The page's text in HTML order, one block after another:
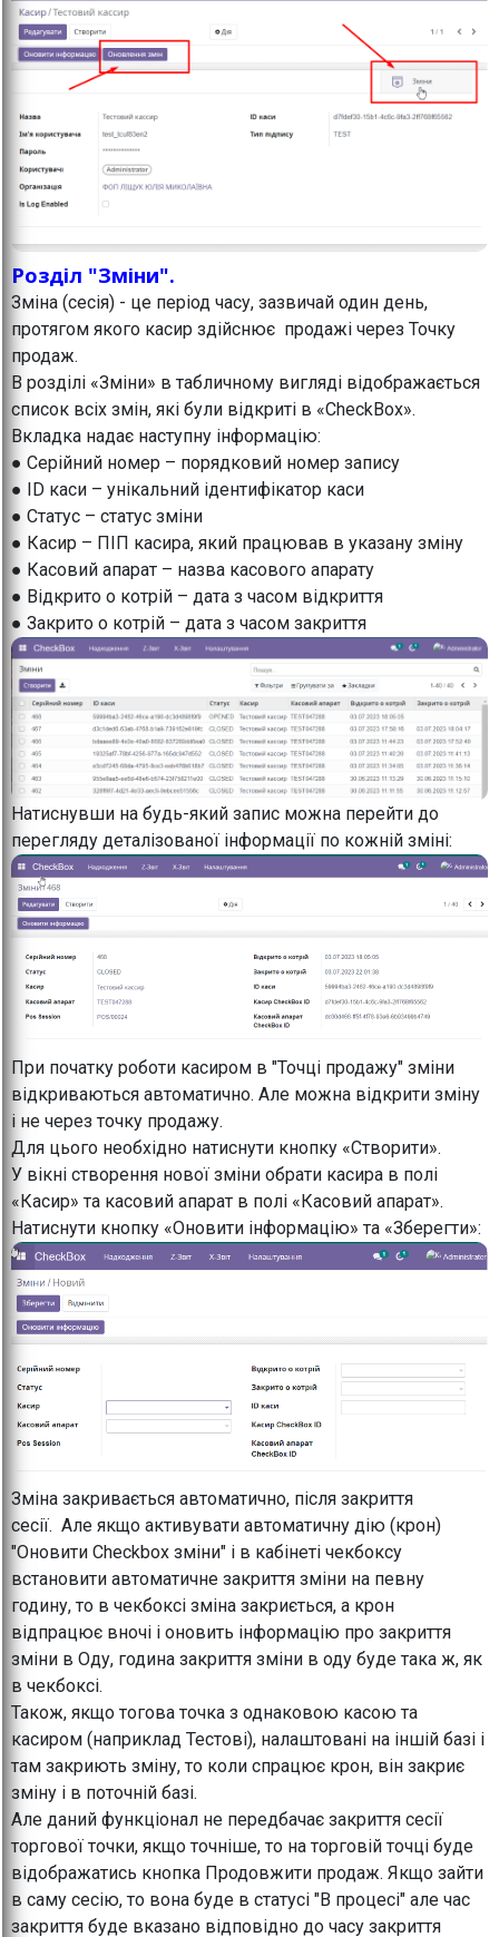
Розділ "Зміни".
Зміна (сесія) - це період часу, зазвичай один день,
протягом якого касир здійснює продажі через Точку
продаж.
В розділі «Зміни» в табличному вигляді відображається
список всіх змін, які були відкриті в «CheckBox».
Вкладка надає наступну інформацію:
● Серійний номер – порядковий номер запису
● ID каси – унікальний ідентифікатор каси
● Статус – статус зміни
● Касир – ПІП касира, який працював в указану зміну
● Касовий апарат – назва касового апарату
● Відкрито о котрій – дата з часом відкриття
● Закрито о котрій – дата з часом закриття
Натиснувши на будь-який запис можна перейти до
перегляду деталізованої інформації по кожній зміні:
При початку роботи касиром в "Точці продажу" зміни
відкриваються автоматично. Але можна відкрити зміну
і не через точку продажу.
Для цього необхідно натиснути кнопку «Створити».
У вікні створення нової зміни обрати касира в полі
«Касир» та касовий апарат в полі «Касовий апарат».
Натиснути кнопку «Оновити інформацію» та «Зберегти»:
Зміна закривається автоматично, після закриття
сесії. Але якщо активувати автоматичну дію (крон)
"Оновити Checkbox зміни" і в кабінеті чекбоксу
встановити автоматичне закриття зміни на певну
годину, то в чекбоксі зміна закриється, а крон
відпрацює вночі і оновить інформацію про закриття
зміни в Оду, година закриття зміни в оду буде така ж, як
в чекбоксі.
Також, якщо тогова точка з однаковою касою та
касиром (наприклад Тестові), налаштовані на іншій базі і
там закриють зміну, то коли спрацює крон, він закриє
зміну і в поточній базі.
Але даний функціонал не передбачає закриття сесії
торгової точки, якщо точніше, то на торговій точці буде
відображатись кнопка Продовжити продаж. Якщо зайти
в саму сесію, то вона буде в статусі "В процесі" але час
закриття буде вказано відповідно до часу закриття